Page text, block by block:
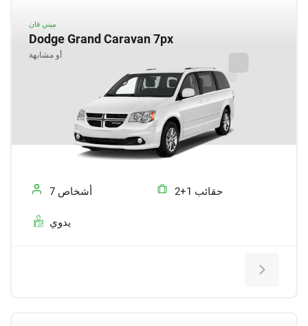
ميني فان
Dodge Grand Caravan 7px
أو مشابهة
7 أشخاص 2+1 حقائب
يدوي